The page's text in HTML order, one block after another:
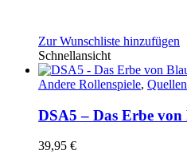
Zur Wunschliste hinzufügen
Schnellansicht
Andere Rollenspiele,
DSA5 – Das Erbe von
39,95 €